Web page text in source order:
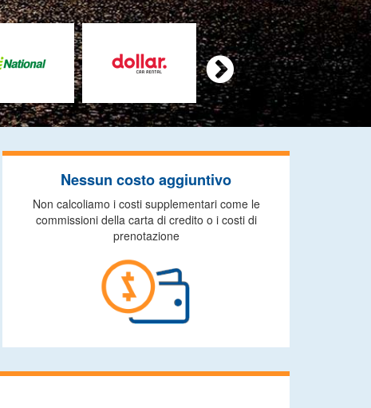

Nessun costo aggiuntivo
Non calcoliamo i costi supplementari come le
commissioni della carta di credito o i costi di
prenotazione